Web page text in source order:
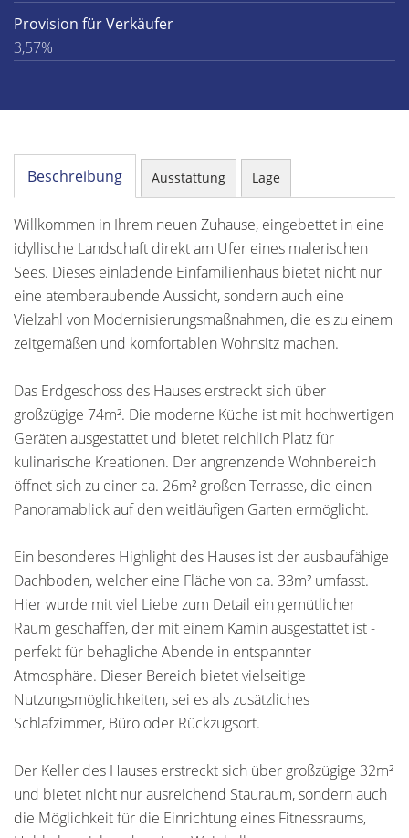
Provision für Verkäufer
3,57%
Beschreibung Ausstattung Lage
Willkommen in Ihrem neuen Zuhause, eingebettet in eine
idyllische Landschaft direkt am Ufer eines malerischen
Sees. Dieses einladende Einfamilienhaus bietet nicht nur
eine atemberaubende Aussicht, sondern auch eine
Vielzahl von Modernisierungsmaßnahmen, die es zu einem
zeitgemäßen und komfortablen Wohnsitz machen.
Das Erdgeschoss des Hauses erstreckt sich über
großzügige 74m². Die moderne Küche ist mit hochwertigen
Geräten ausgestattet und bietet reichlich Platz für
kulinarische Kreationen. Der angrenzende Wohnbereich
öffnet sich zu einer ca. 26m² großen Terrasse, die einen
Panoramablick auf den weitläufigen Garten ermöglicht.
Ein besonderes Highlight des Hauses ist der ausbaufähige
Dachboden, welcher eine Fläche von ca. 33m² umfasst.
Hier wurde mit viel Liebe zum Detail ein gemütlicher
Raum geschaffen, der mit einem Kamin ausgestattet ist -
perfekt für behagliche Abende in entspannter
Atmosphäre. Dieser Bereich bietet vielseitige
Nutzungsmöglichkeiten, sei es als zusätzliches
Schlafzimmer, Büro oder Rückzugsort.
Der Keller des Hauses erstreckt sich über großzügige 32m²
und bietet nicht nur ausreichend Stauraum, sondern auch
die Möglichkeit für die Einrichtung eines Fitnessraums,